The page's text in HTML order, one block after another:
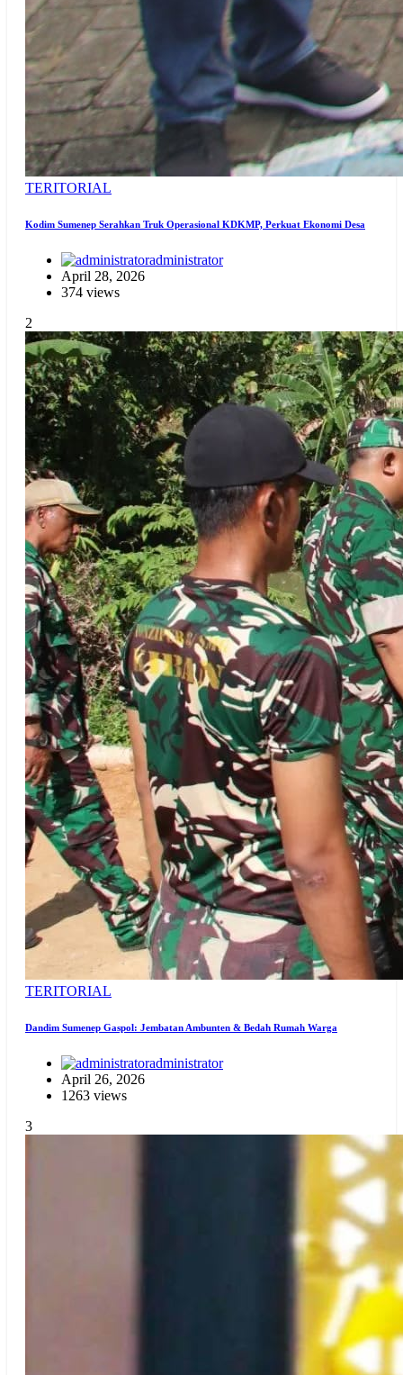
TERITORIAL
Kodim Sumenep Serahkan Truk Operasional KDKMP, Perkuat Ekonomi Desa
administrator
April 28, 2026
374 views
2
TERITORIAL
Dandim Sumenep Gaspol: Jembatan Ambunten & Bedah Rumah Warga
administrator
April 26, 2026
1263 views
3